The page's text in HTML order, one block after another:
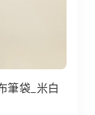
筆袋_米白／
筆袋_米白